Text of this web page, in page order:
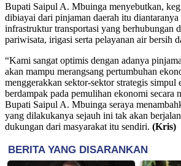
Bupati Saipul A. Mbuinga menyebutkan,
dibiayai dari pinjaman daerah itu diantaranya
infrastruktur transportasi yang berhubungan
pariwisata, irigasi serta pelayanan air bersih
“Kami sangat optimis dengan adanya
akan mampu merangsang pertumbuhan
menggerakkan sektor-sektor strategis simpul
berdampak pada pemulihan ekonomi secara
Bupati Saipul A. Mbuinga seraya
yang dilakukanya sejauh ini tak akan
dukungan dari masyarakat itu sendiri. (Kris)